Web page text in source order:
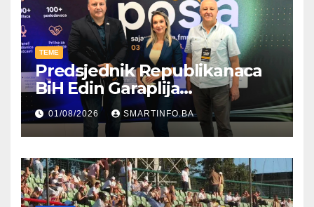
TEME
Predsjednik Republikanaca
BiH Edin Garaplija
prisustvovao prezentaciji
Federalnog sajma
zapošljavanja
01/08/2026 SMARTINFO.BA